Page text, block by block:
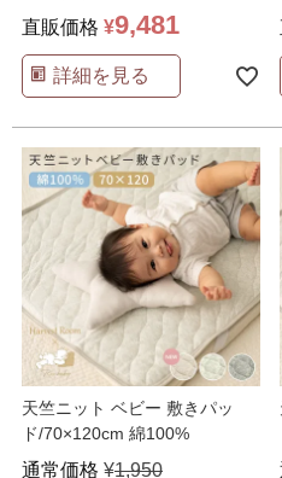
直販価格 ¥9,481
詳細を見る
天竺ニット ベビー 敷きパッ
ド/70×120cm 綿100%
通常価格 ¥1,950